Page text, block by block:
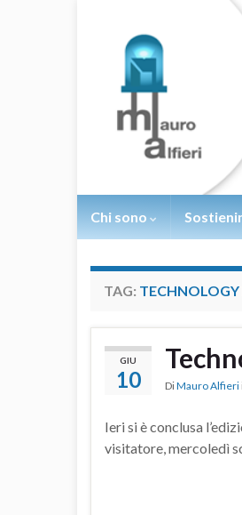
Chi sono
TAG:
GIU
10 DiMauro Alfieri
Ieri si è conclusa
visitatore, mercoledì